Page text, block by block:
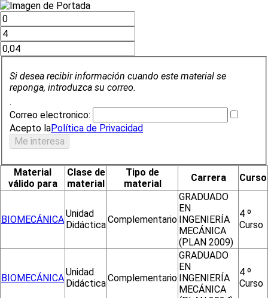
Si desea recibir información cuando este material se
reponga, introduzca su correo.
.
Correo electronico:
Acepto laPolítica de Privacidad
Material
válido para
Clase de
material
Tipo de
material
Carrera Curso
BIOMECÁNICA
Unidad
DidácticaComplementario
GRADUADO
EN
INGENIERÍA
MECÁNICA
(PLAN 2009)
4 º
Curso
BIOMECÁNICA
Unidad
DidácticaComplementario
GRADUADO
EN
INGENIERÍA
MECÁNICA
4 º
Curso